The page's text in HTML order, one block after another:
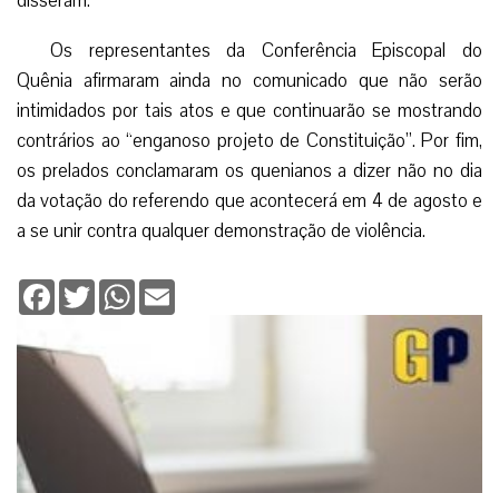
Os representantes da Conferência Episcopal do
Quênia afirmaram ainda no comunicado que não serão
intimidados por tais atos e que continuarão se mostrando
contrários ao “enganoso projeto de Constituição”. Por fim,
os prelados conclamaram os quenianos a dizer não no dia
da votação do referendo que acontecerá em 4 de agosto e
a se unir contra qualquer demonstração de violência.
Facebook
TwitterWhatsApp